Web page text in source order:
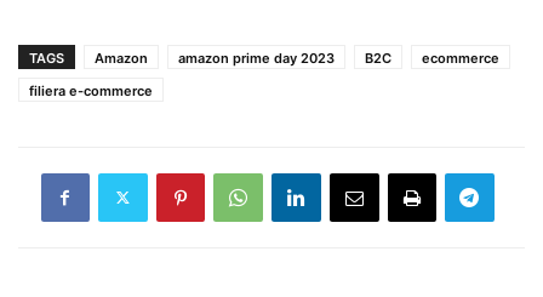
TAGS Amazon amazon prime day 2023 B2C
ecommerce
filiera e-commerce